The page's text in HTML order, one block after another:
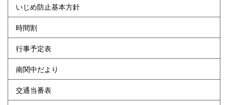
いじめ防止基本方針
時間割
行事予定表
南関中だより
交通当番表